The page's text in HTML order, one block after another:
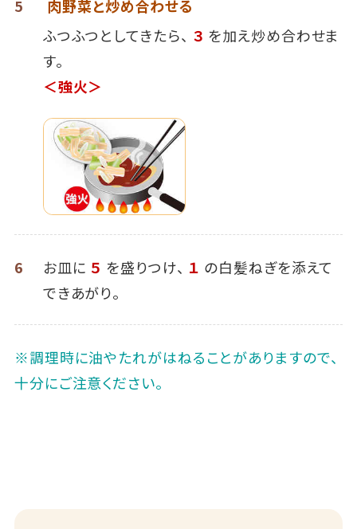
5
肉野菜と炒め合わせる
ふつふつとしてきたら、 ３ を加え炒め合わせま
す。
＜強火＞
6 お皿に ５ を盛りつけ、 １ の白髪ねぎを添えて
できあがり。
※調理時に油やたれがはねることがありますので、
十分にご注意ください。